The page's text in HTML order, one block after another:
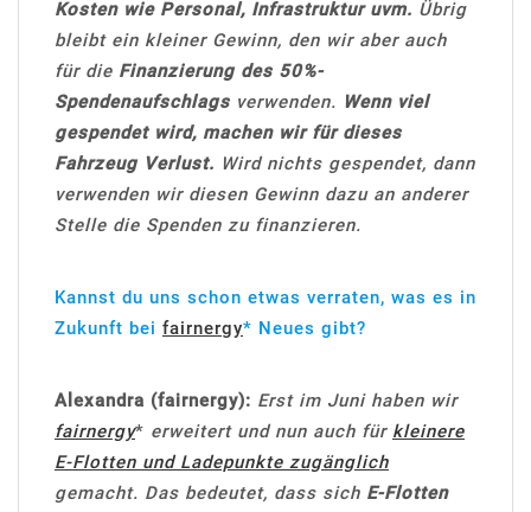
Kosten wie Personal, Infrastruktur uvm. Übrig
bleibt ein kleiner Gewinn, den wir aber auch
für die Finanzierung des 50%-
Spendenaufschlags verwenden. Wenn viel
gespendet wird, machen wir für dieses
Fahrzeug Verlust. Wird nichts gespendet, dann
verwenden wir diesen Gewinn dazu an anderer
Stelle die Spenden zu finanzieren.
Kannst du uns schon etwas verraten, was es in
Zukunft bei fairnergy* Neues gibt?
Alexandra (fairnergy): Erst im Juni haben wir
fairnergy* erweitert und nun auch für kleinere
E-Flotten und Ladepunkte zugänglich
gemacht. Das bedeutet, dass sich E-Flotten